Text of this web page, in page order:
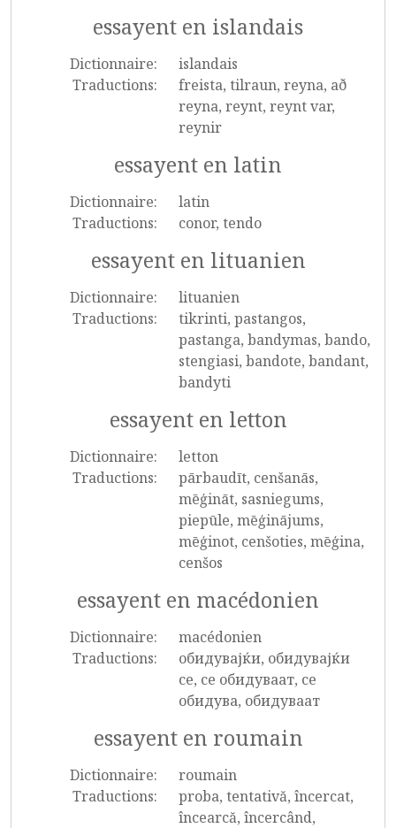
essayent en islandais
Dictionnaire:
islandais
Traductions:
freista, tilraun, reyna, að
reyna, reynt, reynt var,
reynir
essayent en latin
Dictionnaire:
latin
Traductions:
conor, tendo
essayent en lituanien
Dictionnaire:
lituanien
Traductions:
tikrinti, pastangos,
pastanga, bandymas, bando,
stengiasi, bandote, bandant,
bandyti
essayent en letton
Dictionnaire:
letton
Traductions:
pārbaudīt, cenšanās,
mēģināt, sasniegums,
piepūle, mēģinājums,
mēģinot, cenšoties, mēģina,
cenšos
essayent en macédonien
Dictionnaire:
macédonien
Traductions:
обидувајќи, обидувајќи
се, се обидуваат, се
обидува, обидуваат
essayent en roumain
Dictionnaire:
roumain
Traductions:
proba, tentativă, încercat,
încearcă, încercând,